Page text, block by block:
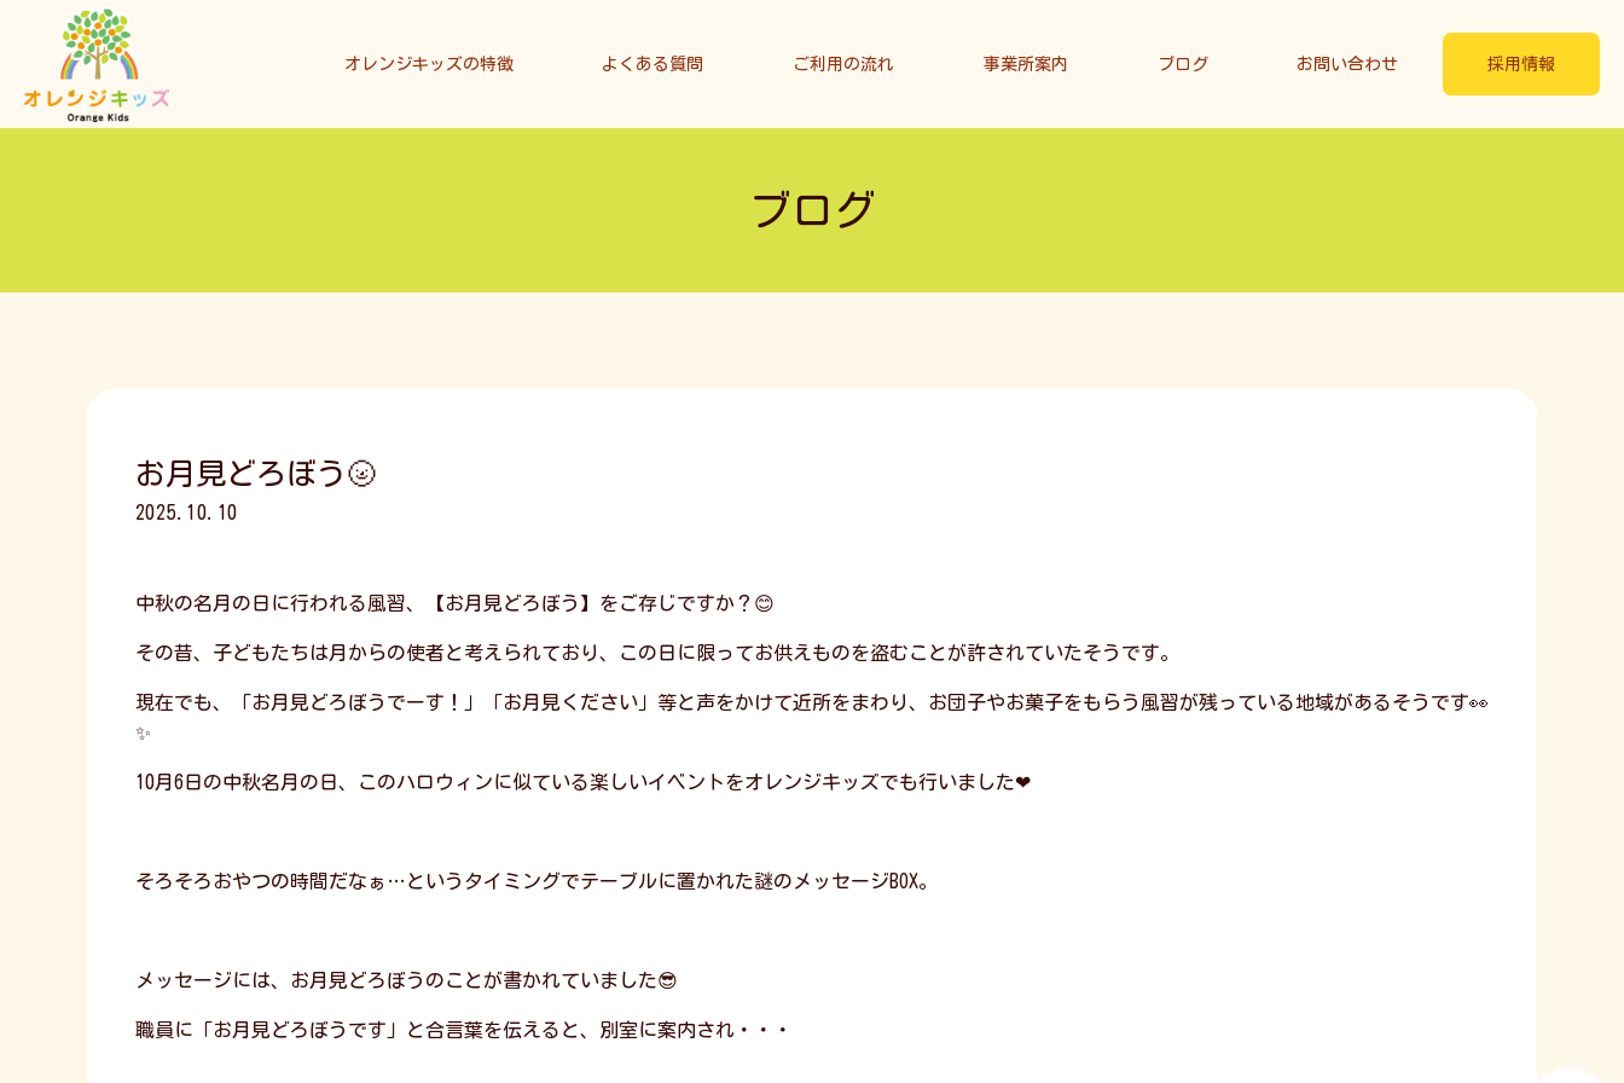
オレンジキッズの特徴 よくある質問 ご利用の流れ 事業所案内 ブログ お問い合わせ 採用情報
ブログ
お月見どろぼう🌝
2025.10.10
中秋の名月の日に行われる風習、【お月見どろぼう】をご存じですか？😊
その昔、子どもたちは月からの使者と考えられており、この日に限ってお供えものを盗むことが許されていたそうです。
現在でも、「お月見どろぼうでーす！」「お月見ください」等と声をかけて近所をまわり、お団子やお菓子をもらう風習が残っている地域があるそうです👀
✨
10月6日の中秋名月の日、このハロウィンに似ている楽しいイベントをオレンジキッズでも行いました❤
そろそろおやつの時間だなぁ…というタイミングでテーブルに置かれた謎のメッセージBOX。
メッセージには、お月見どろぼうのことが書かれていました😎
職員に「お月見どろぼうです」と合言葉を伝えると、別室に案内され・・・